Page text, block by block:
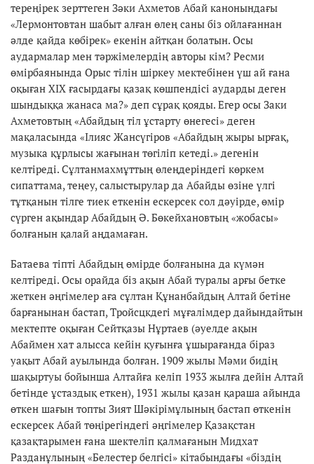
тереңірек зерттеген Зәки Ахметов Абай канонындағы
«Лермонтовтан шабыт алған өлең саны біз ойлағаннан
әлде қайда көбірек» екенін айтқан болатын. Осы
аудармалар мен тәржімелердің авторы кім? Ресми
өмірбаянында Орыс тілін шіркеу мектебінен үш ай ғана
оқыған XIX ғасырдағы қазақ көшпендісі аударды деген
шындыққа жанаса ма?» деп сұрақ қояды. Егер осы Заки
Ахметовтың «Абайдың тіл ұстарту өнегесі» деген
мақаласында «Ілияс Жансүгіров «Абайдың жыры ырғақ,
музыка құрлысы жағынан төгіліп кетеді.» дегенін
келтіреді. Сұлтанмахмұттың өлеңдеріндегі көркем
сипаттама, теңеу, салыстырулар да Абайды өзіне үлгі
тұтқанын тілге тиек еткенін ескерсек сол дәуірде, өмір
сүрген ақындар Абайдың Ә. Бөкейхановтың «жобасы»
болғанын қалай аңдамаған.
Батаева тіпті Абайдың өмірде болғанына да күмән
келтіреді. Осы орайда біз ақын Абай туралы арғы бетке
жеткен әңгімелер аға сұлтан Құнанбайдың Алтай бетіне
барғанынан бастап, Тройсцкдегі мұғалімдер дайындайтын
мектепте оқыған Сейтқазы Нұртаев (әуелде ақын
Абаймен хат алысса кейін қуғынға ұшырағанда біраз
уақыт Абай ауылында болған. 1909 жылы Мәми бидің
шақыртуы бойынша Алтайға келіп 1933 жылға дейін Алтай
бетінде ұстаздық еткен), 1931 жылы қазан қараша айында
өткен шағын топты Зият Шәкірімұлының бастап өткенін
ескерсек Абай төңірегіндегі әңгімелер Қазақстан
қазақтарымен ғана шектеліп қалмағанын Мидхат
Разданұлының «Белестер белгісі» кітабындағы «біздің